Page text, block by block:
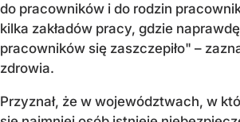
do pracowników i do rodzin
kilka zakładów pracy, gdzie
pracowników się zaszczepiło" –
zdrowia.
Przyznał, że w województwach, w